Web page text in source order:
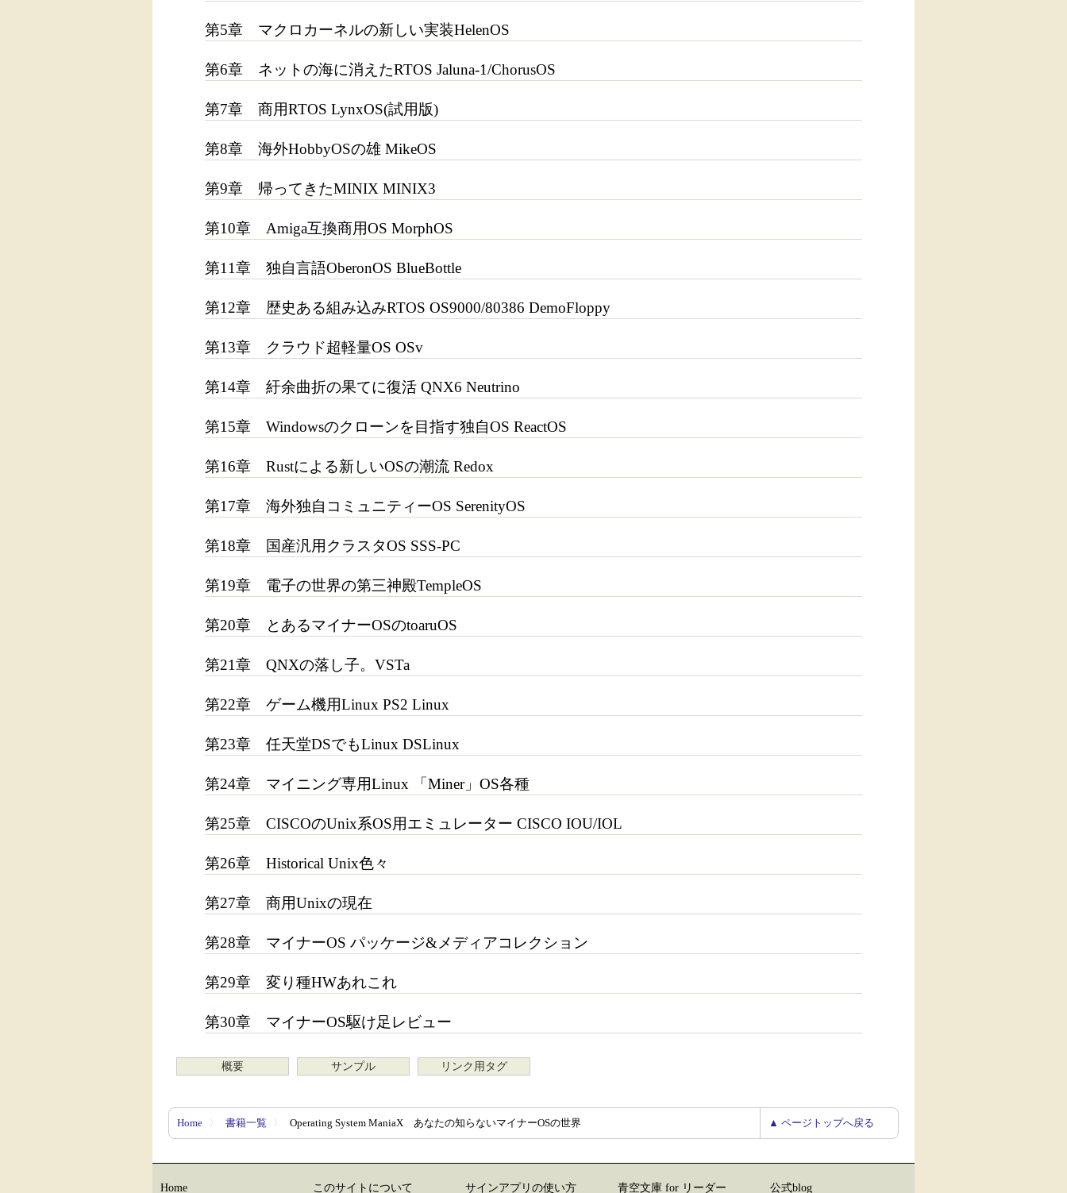
第5章 マクロカーネルの新しい実装HelenOS
第6章 ネットの海に消えたRTOS Jaluna-1/ChorusOS
第7章 商用RTOS LynxOS(試用版)
第8章 海外HobbyOSの雄 MikeOS
第9章 帰ってきたMINIX MINIX3
第10章 Amiga互換商用OS MorphOS
第11章 独自言語OberonOS BlueBottle
第12章 歴史ある組み込みRTOS OS9000/80386 DemoFloppy
第13章 クラウド超軽量OS OSv
第14章 紆余曲折の果てに復活 QNX6 Neutrino
第15章 Windowsのクローンを目指す独自OS ReactOS
第16章 Rustによる新しいOSの潮流 Redox
第17章 海外独自コミュニティーOS SerenityOS
第18章 国産汎用クラスタOS SSS-PC
第19章 電子の世界の第三神殿TempleOS
第20章 とあるマイナーOSのtoaruOS
第21章 QNXの落し子。VSTa
第22章 ゲーム機用Linux PS2 Linux
第23章 任天堂DSでもLinux DSLinux
第24章 マイニング専用Linux 「Miner」OS各種
第25章 CISCOのUnix系OS用エミュレーター CISCO IOU/IOL
第26章 Historical Unix色々
第27章 商用Unixの現在
第28章 マイナーOS パッケージ&メディアコレクション
第29章 変り種HWあれこれ
第30章 マイナーOS駆け足レビュー
概要 サンプル リンク用タグ
Home 〉 書籍一覧 〉 Operating System ManiaX あなたの知らないマイナーOSの世界 ▲ ページトップへ戻る
Home このサイトについて サインアプリの使い方 青空文庫 for リーダー 公式blog